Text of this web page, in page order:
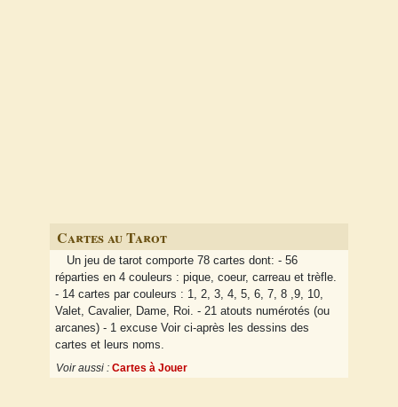
Cartes au Tarot
Un jeu de tarot comporte 78 cartes dont: - 56
réparties en 4 couleurs : pique, coeur, carreau et trèfle.
- 14 cartes par couleurs : 1, 2, 3, 4, 5, 6, 7, 8 ,9, 10,
Valet, Cavalier, Dame, Roi. - 21 atouts numérotés (ou
arcanes) - 1 excuse Voir ci-après les dessins des
cartes et leurs noms.
Voir aussi : Cartes à Jouer